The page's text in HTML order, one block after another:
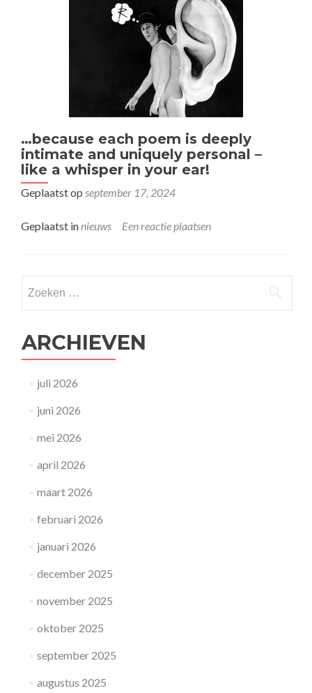
…because each poem is deeply
intimate and uniquely personal –
like a whisper in your ear!
Geplaatst op september 17, 2024
Geplaatst innieuws Een reactie plaatsen
naar:
ARCHIEVEN
juli 2026
juni 2026
mei 2026
april 2026
maart 2026
februari 2026
januari 2026
december 2025
november 2025
oktober 2025
september 2025
augustus 2025